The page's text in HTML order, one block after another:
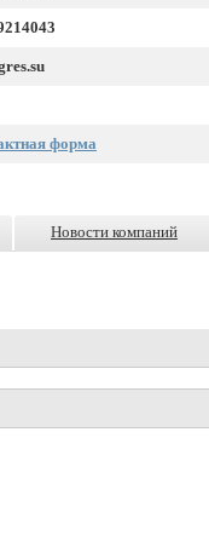
форма
Новости компаний